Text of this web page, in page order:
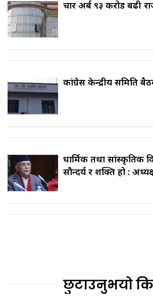
चार अर्ब ९३ करोड बढी
कांग्रेस केन्द्रीय समिति
धार्मिक तथा सांस्कृतिक
सौन्दर्य र शक्ति हो :
छुटाउनुभयो